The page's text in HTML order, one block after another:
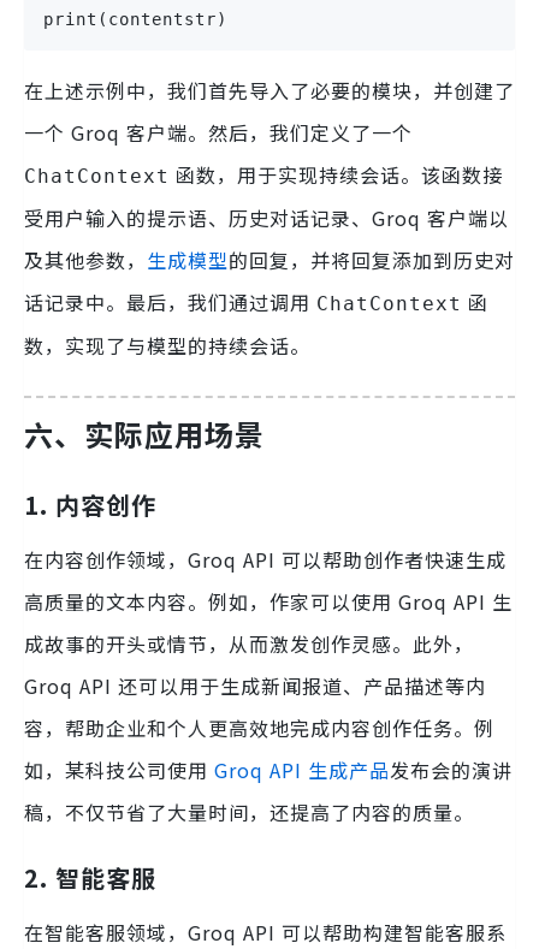
print(contentstr)
在上述示例中，我们首先导入了必要的模块，并创建了
一个 Groq 客户端。然后，我们定义了一个
ChatContext 函数，用于实现持续会话。该函数接
受用户输入的提示语、历史对话记录、Groq 客户端以
及其他参数， 生成模型的回复，并将回复添加到历史对
话记录中。最后，我们通过调用 ChatContext 函
数，实现了与模型的持续会话。
六、实际应用场景
1. 内容创作
在内容创作领域，Groq API 可以帮助创作者快速生成
高质量的文本内容。例如，作家可以使用 Groq API 生
成故事的开头或情节，从而激发创作灵感。此外，
Groq API 还可以用于生成新闻报道、产品描述等内
容，帮助企业和个人更高效地完成内容创作任务。例
如，某科技公司使用 Groq API 生成产品发布会的演讲
稿，不仅节省了大量时间，还提高了内容的质量。
2. 智能客服
在智能客服领域，Groq API 可以帮助构建智能客服系